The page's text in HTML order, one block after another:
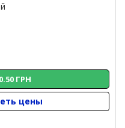
ГРН
цены